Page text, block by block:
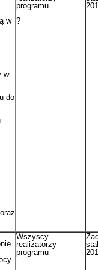
w
w
do
programu
?
Wszyscy
realizatorzy
programu